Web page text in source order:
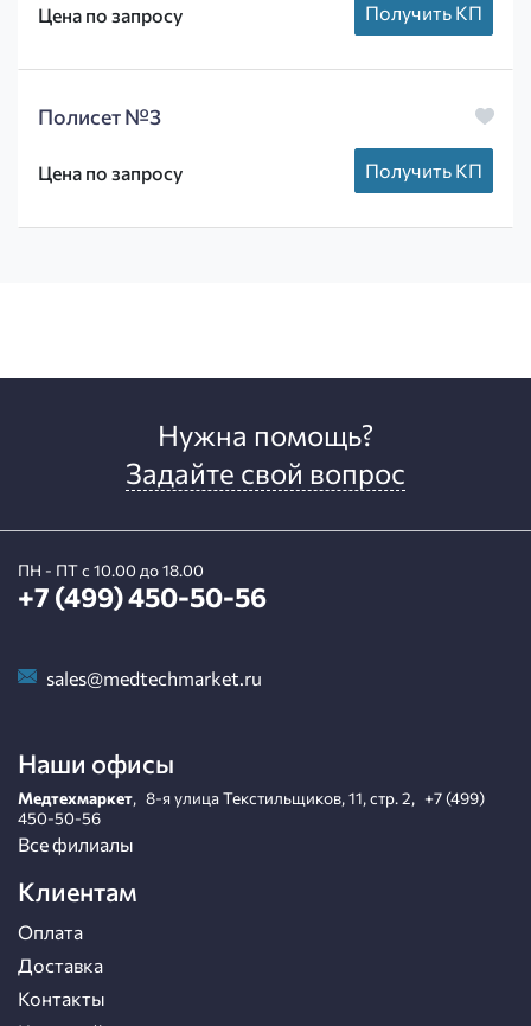
Цена по запросу Получить КП
Полисет №3
Цена по запросу Получить КП
Нужна помощь?
Задайте свой вопрос
ПН - ПТ с 10.00 до 18.00
+7 (499) 450-50-56
sales@medtechmarket.ru
Наши офисы
Медтехмаркет, 8-я улица Текстильщиков, 11, стр. 2, +7 (499)
450-50-56
Все филиалы
Клиентам
Оплата
Доставка
Контакты